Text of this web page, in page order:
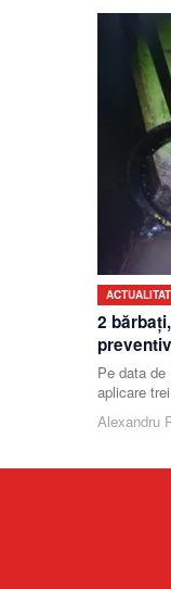
2
Pe data
aplicare
din Gherla
Alexandru